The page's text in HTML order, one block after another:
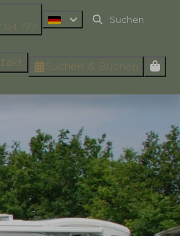
04 777
Suchen & Buchen